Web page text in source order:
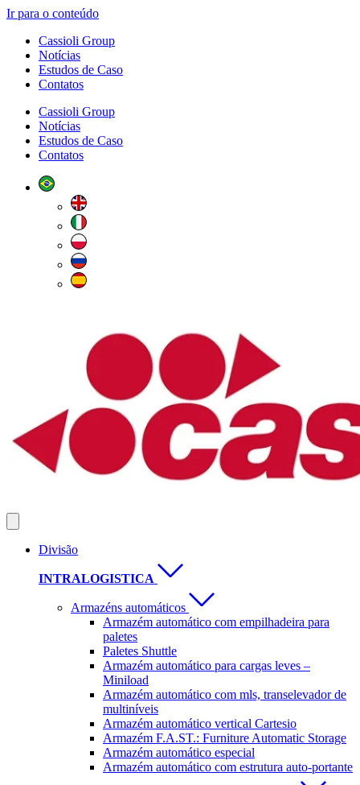
Ir para o conteúdo
Cassioli Group
Notícias
Estudos de Caso
Contatos
Cassioli Group
Notícias
Estudos de Caso
Contatos
Divisão
INTRALOGISTICA
Armazéns automáticos
Armazém automático com empilhadeira para
paletes
Paletes Shuttle
Armazém automático para cargas leves –
Miniload
Armazém automático com mls, transelevador de
multiníveis
Armazém automático vertical Cartesio
Armazém F.A.ST.: Furniture Automatic Storage
Armazém automático especial
Armazém automático com estrutura auto-portante